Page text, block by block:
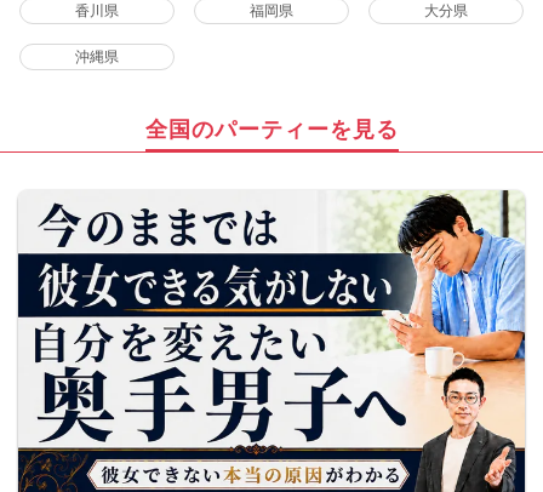
香川県 福岡県 大分県
沖縄県
全国のパーティーを見る